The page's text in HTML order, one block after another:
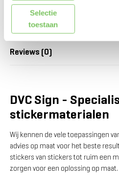
Selectie
toestaan
Kenmerken
Reviews (0)
DVC Sign -
stickermaterialen
Wij kennen de vele toepassingen
advies op maat voor het beste
stickers van stickers tot ruim een
zorgen voor een oplossing op maat.